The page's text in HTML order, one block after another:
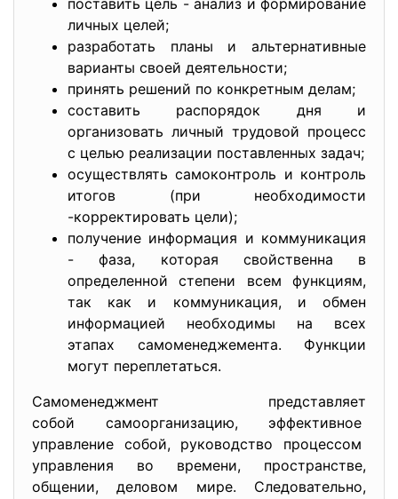
поставить цель - анализ и формирование
личных целей;
разработать планы и альтернативные
варианты своей деятельности;
принять решений по конкретным делам;
составить распорядок дня и
организовать личный трудовой процесс
с целью реализации поставленных задач;
осуществлять самоконтроль и контроль
итогов (при необходимости
-корректировать цели);
получение информация и коммуникация
- фаза, которая свойственна в
определенной степени всем функциям,
так как и коммуникация, и обмен
информацией необходимы на всех
этапах самоменеджемента. Функции
могут переплетаться.
Самоменеджмент представляет
собой самоорганизацию, эффективное
управление собой, руководство процессом
управления во времени, пространстве,
общении, деловом мире. Следовательно,